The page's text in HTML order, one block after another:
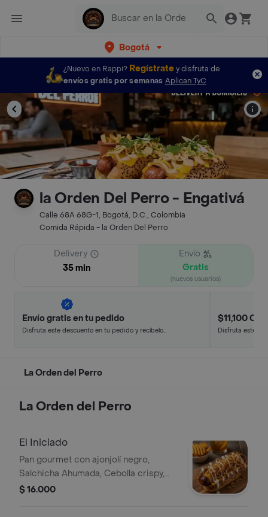
Bogotá
¿Nuevo en Rappi? Regístratey disfruta de
envíos gratis por semanas Aplican TyC
la Orden Del Perro - Engativá
Calle 68A 68G-1, Bogotá, D.C., Colombia
Comida Rápida - la Orden Del Perro
Delivery
35 min
Envío
Gratis
(nuevos usuarios)
Envío gratis en tu pedido
Disfruta este descuento en tu pedido y recíbelo
$11,100 Off
Disfruta este
La Orden del Perro
La Orden del Perro
El Iniciado
Pan gourmet con ajonjolí negro,
Salchicha Ahumada, Cebolla crispy,
Queso chedar Tajado, Salsa de ajo,
$ 16.000